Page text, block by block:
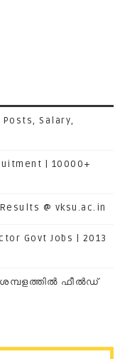
Posts, Salary,
| 10000+
@ vksu.ac.in
Govt Jobs | 2013
ഫീല്‍ഡ്